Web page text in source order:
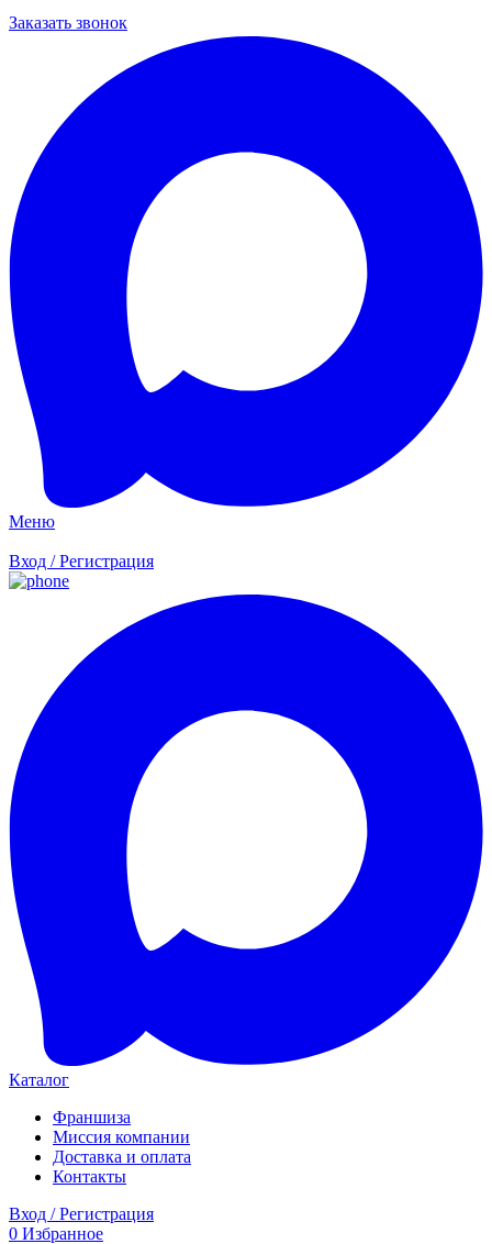
Заказать звонок
Меню
Вход / Регистрация
Каталог
Франшиза
Миссия компании
Доставка и оплата
Контакты
Вход / Регистрация
0 Избранное